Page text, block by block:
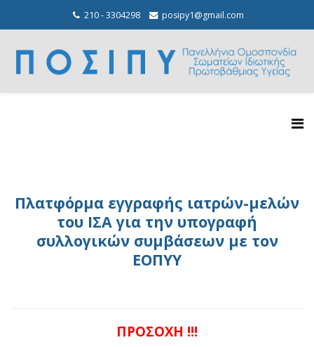
210 - 3304298 posipy1@gmail.com
Πλατφόρμα εγγραφής ιατρών-μελών
του ΙΣΑ για την υπογραφή
συλλογικών συμβάσεων με τον
ΕΟΠΥΥ
ΠΡΟΣΟΧΗ !!!